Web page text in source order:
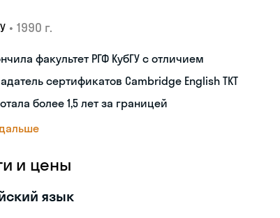
• 1990 г.
факультет РГФ КубГУ с отличием
сертификатов Cambridge English TKT
более 1,5 лет за границей
и цены
язык